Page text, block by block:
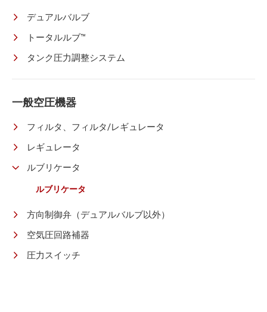
デュアルバルブ
トータルルブ™
タンク圧力調整システム
一般空圧機器
フィルタ、フィルタ/レギュレータ
レギュレータ
ルブリケータ
ルブリケータ
方向制御弁（デュアルバルブ以外）
空気圧回路補器
圧力スイッチ